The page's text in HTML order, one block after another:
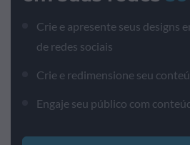
Crie e apresente seus designs
de redes sociais
Crie e redimensione seu
Engaje seu público com